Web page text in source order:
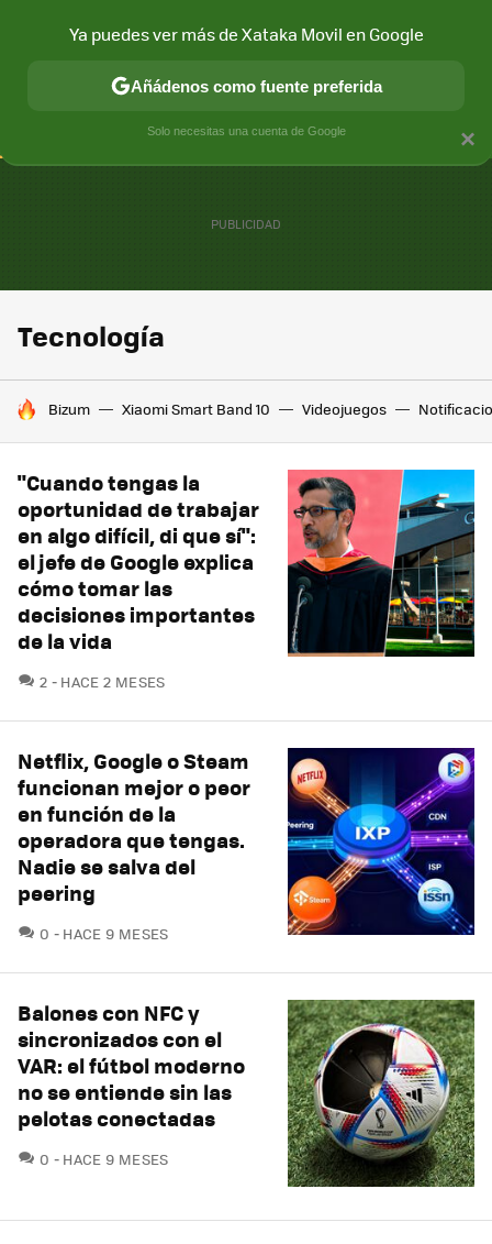
CONECTIVIDAD MÓVIL Y SOCIEDAD APLICACIONES
Tecnología
HOY SE HABLA DE
Bizum Xiaomi Smart Band 10 Videojuegos
"Cuando tengas la
oportunidad de trabajar
en algo difícil, di que sí":
el jefe de Google explica
cómo tomar las
decisiones importantes
de la vida
2 COMENTARIOS
HACE 2 MESES
Netflix, Google o Steam
funcionan mejor o peor
en función de la
operadora que tengas.
Nadie se salva del
peering
0 COMENTARIOS
HACE 9 MESES
Balones con NFC y
sincronizados con el
VAR: el fútbol moderno
no se entiende sin las
pelotas conectadas
0 COMENTARIOS
HACE 9 MESES
×
Ya puedes ver más de Xataka Movil en Google
Añádenos como fuente preferida
Solo necesitas una cuenta de Google